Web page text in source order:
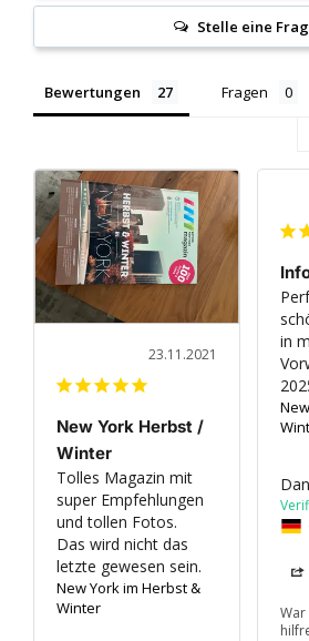
Stelle eine
Bewertungen Fragen
23.11.2021
New York Herbst /
Winter
Tolles Magazin mit
super Empfehlungen
und tollen Fotos.
Das wird nicht das
letzte gewesen sein.
New York im Herbst &
Winter
in